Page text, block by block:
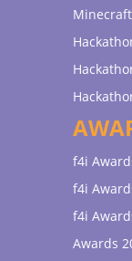
f4i
f4i
f4i
Awards